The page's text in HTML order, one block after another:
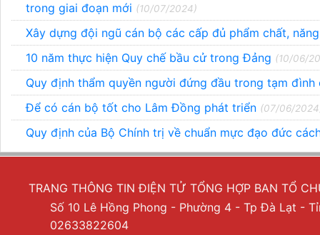
trong giai đoạn mới (10/07/2024)
Xây dựng đội ngũ cán bộ các cấp đủ phẩm chất,
10 năm thực hiện Quy chế bầu cử trong Đảng (10/06/
Quy định thẩm quyền người đứng đầu trong tạm
Để có cán bộ tốt cho Lâm Đồng phát triển (07/06/
Quy định của Bộ Chính trị về chuẩn mực đạo đức
TRANG THÔNG TIN ĐIỆN TỬ TỔNG HỢP BAN TỔ
Số 10 Lê Hồng Phong - Phường 4 - Tp Đà Lạt -
02633822604